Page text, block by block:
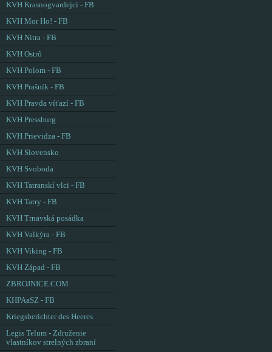
KVH Krasnogvardejci - FB
KVH Mor Ho! - FB
KVH Nitra - FB
KVH Ostrô
KVH Polom - FB
KVH Prašník - FB
KVH Pravda víťazí - FB
KVH Pressburg
KVH Prievidza - FB
KVH Slovensko
KVH Svoboda
KVH Tatranskí vlci - FB
KVH Tatry - FB
KVH Trnavská posádka
KVH Valkýra - FB
KVH Viking - FB
KVH Západ - FB
ZBROJNICE.COM
KHPAaSZ - FB
Kriegsberichter des Heeres
Legis Telum - Združenie
vlastníkov strelných zbraní